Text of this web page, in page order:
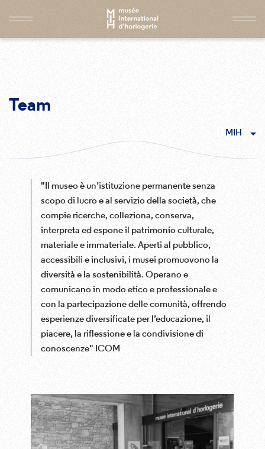
Team
MIH
"Il museo è un’istituzione permanente senza
scopo di lucro e al servizio della società, che
compie ricerche, colleziona, conserva,
interpreta ed espone il patrimonio culturale,
materiale e immateriale. Aperti al pubblico,
accessibili e inclusivi, i musei promuovono la
diversità e la sostenibilità. Operano e
comunicano in modo etico e professionale e
con la partecipazione delle comunità, offrendo
esperienze diversificate per l’educazione, il
piacere, la riflessione e la condivisione di
conoscenze" ICOM